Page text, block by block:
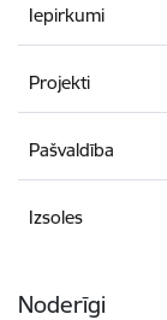
Iepirkumi
Projekti
Pašvaldība
Izsoles
Noderīgi